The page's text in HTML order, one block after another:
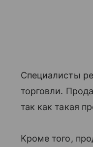
Специалисты
торговли.
так как такая
Кроме того,